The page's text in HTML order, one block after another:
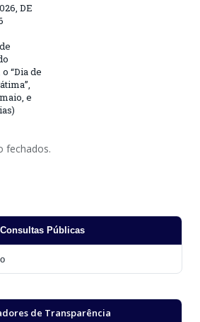
DE
“Dia de
e
fechados.
Consultas Públicas
de Transparência